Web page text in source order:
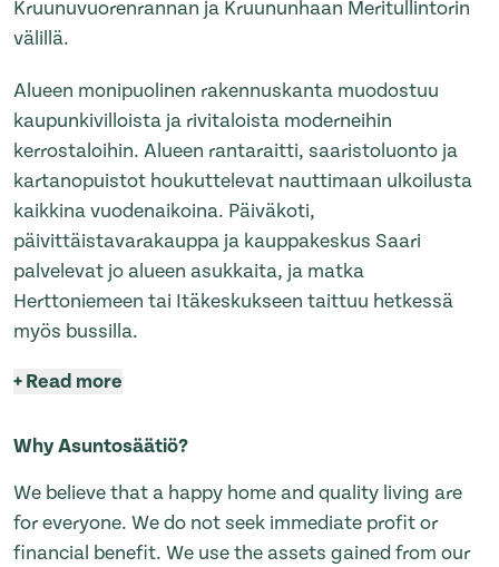
Kruunuvuorenrannan ja Kruununhaan Meritullintorin
välillä.
Alueen monipuolinen rakennuskanta muodostuu
kaupunkivilloista ja rivitaloista moderneihin
kerrostaloihin. Alueen rantaraitti, saaristoluonto ja
kartanopuistot houkuttelevat nauttimaan ulkoilusta
kaikkina vuodenaikoina. Päiväkoti,
päivittäistavarakauppa ja kauppakeskus Saari
palvelevat jo alueen asukkaita, ja matka
Herttoniemeen tai Itäkeskukseen taittuu hetkessä
myös bussilla.
+Read more
Why Asuntosäätiö?
We believe that a happy home and quality living are
for everyone. We do not seek immediate profit or
financial benefit. We use the assets gained from our